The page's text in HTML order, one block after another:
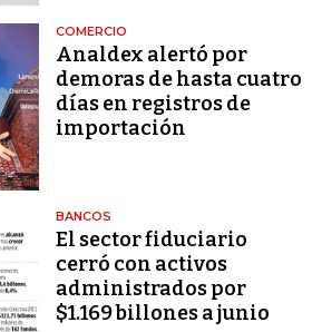
COMERCIO
Analdex alertó por
demoras de hasta cuatro
días en registros de
importación
BANCOS
El sector fiduciario
cerró con activos
administrados por
$1.169 billones a junio